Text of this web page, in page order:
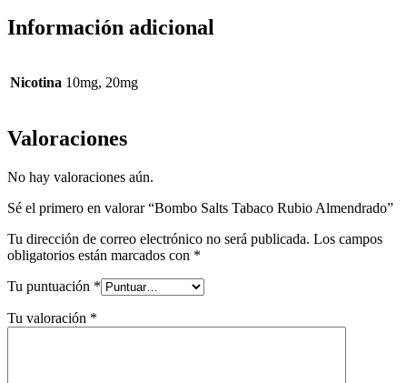
Información adicional
Nicotina 10mg, 20mg
Valoraciones
No hay valoraciones aún.
Sé el primero en valorar “Bombo Salts Tabaco Rubio Almendrado”
Tu dirección de correo electrónico no será publicada. Los campos
obligatorios están marcados con *
Tu puntuación *
Tu valoración *